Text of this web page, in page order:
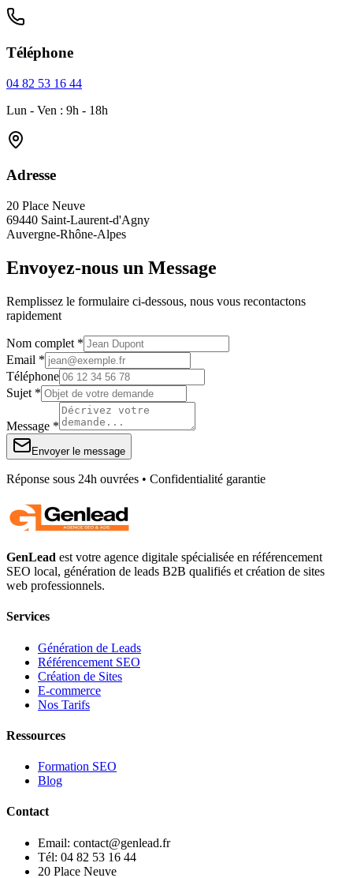
Téléphone
04 82 53 16 44
Lun - Ven : 9h - 18h
Adresse
20 Place Neuve
69440 Saint-Laurent-d'Agny
Auvergne-Rhône-Alpes
Envoyez-nous un Message
Remplissez le formulaire ci-dessous, nous vous recontactons
rapidement
Nom complet *
Email *
Téléphone
Sujet *
Message *
Envoyer le message
Réponse sous 24h ouvrées • Confidentialité garantie
GenLead est votre agence digitale spécialisée en référencement
SEO local, génération de leads B2B qualifiés et création de sites
web professionnels.
Services
Génération de Leads
Référencement SEO
Création de Sites
E-commerce
Nos Tarifs
Ressources
Formation SEO
Blog
Contact
Email: contact@genlead.fr
Tél: 04 82 53 16 44
20 Place Neuve